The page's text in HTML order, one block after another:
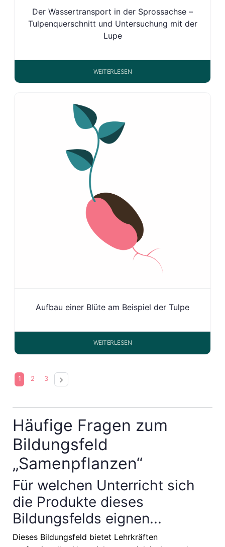
Der Wassertransport in der Sprossachse –
Tulpenquerschnitt und Untersuchung mit der
Lupe
WEITERLESEN
Aufbau einer Blüte am Beispiel der Tulpe
WEITERLESEN
1 2 3
Häufige Fragen zum
Bildungsfeld
„Samenpflanzen“
Für welchen Unterricht sich
die Produkte dieses
Bildungsfelds eignen...
Dieses Bildungsfeld bietet Lehrkräften